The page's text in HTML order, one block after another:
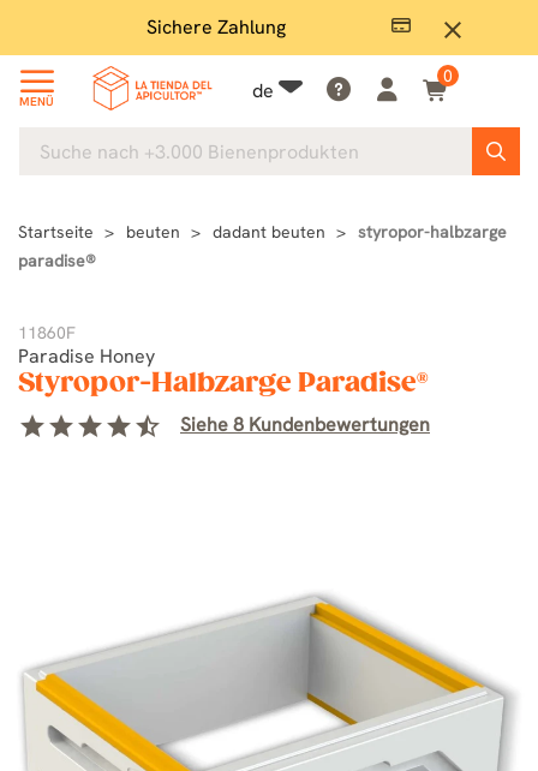
close
Sichere Zahlung
MENÜ de
0
Startseite beuten dadant beuten
styropor-halbzarge
paradise®
11860F
Paradise Honey
Styropor-Halbzarge Paradise®
starstarstarstarstar_half Siehe 8 Kundenbewertungen